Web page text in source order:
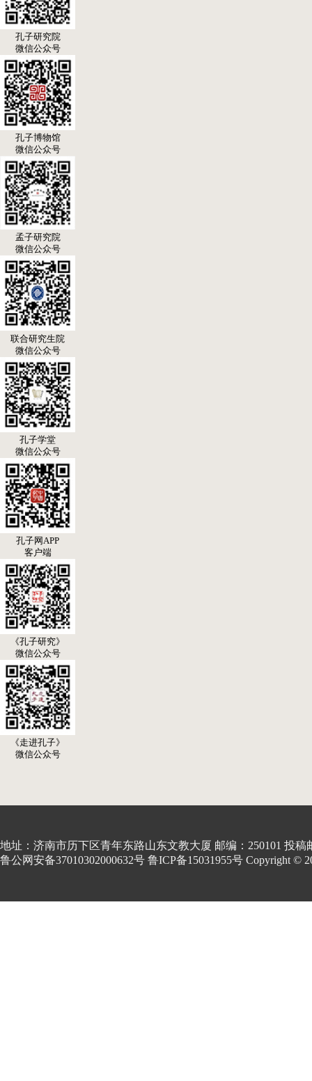
孔子研究院
微信公众号
孔子博物馆
微信公众号
孟子研究院
微信公众号
联合研究生院
微信公众号
孔子学堂
微信公众号
孔子网APP
客户端
《孔子研究》
微信公众号
《走进孔子》
微信公众号
地址：济南市历下区青年东路山东文教大厦 邮编：250101 投稿
鲁公网安备37010302000632号 鲁ICP备15031955号 Copyright ©